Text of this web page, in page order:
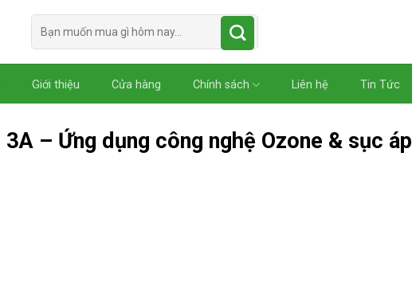
kiếm:
Giới thiệu Cửa hàng Chính sách Liên hệ Tin Tức
– Ứng dụng công nghệ Ozone & sục áp